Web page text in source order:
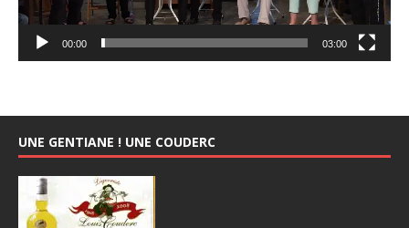
00:00 03:00
UNE GENTIANE ! UNE COUDERC